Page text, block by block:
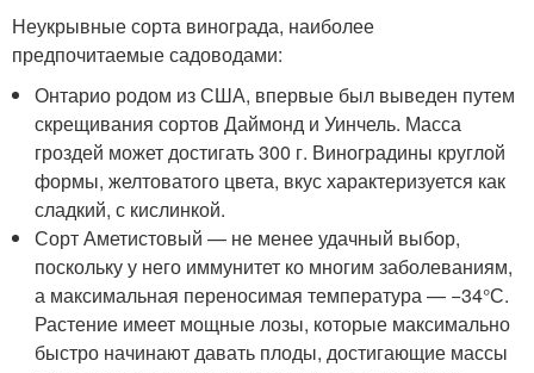
Неукрывные сорта винограда, наиболее
предпочитаемые садоводами:
Онтарио родом из США, впервые был выведен путем
скрещивания сортов Даймонд и Уинчель. Масса
гроздей может достигать 300 г. Виноградины круглой
формы, желтоватого цвета, вкус характеризуется как
сладкий, с кислинкой.
Сорт Аметистовый — не менее удачный выбор,
поскольку у него иммунитет ко многим заболеваниям,
а максимальная переносимая температура — −34°С.
Растение имеет мощные лозы, которые максимально
быстро начинают давать плоды, достигающие массы